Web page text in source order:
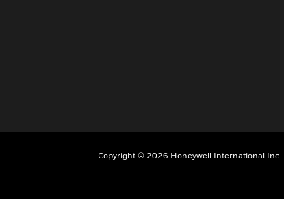
Copyright © 2026 Honeywell International Inc